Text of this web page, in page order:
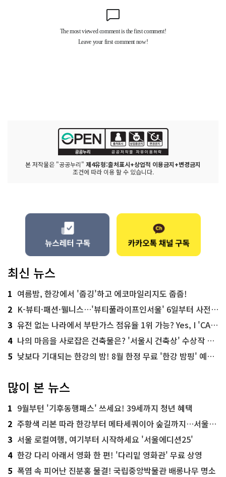
본 저작물은 "공공누리" 제4유형:출처표시+상업적 이용금지+변경금지
조건에 따라 이용 할 수 있습니다.
최신 뉴스
1 여름밤, 한강에서 '줍깅'하고 에코마일리지도 줍줍!
2 K-뷰티·패션·웰니스…'뷰티풀라이프인서울' 6일부터 사전 예약
3 유전 없는 나라에서 부탄가스 점유율 1위 가능? Yes, I 'CAN'
4 나의 마음을 사로잡은 건축물은? '서울시 건축상' 수상작 공개!
5 낮보다 기대되는 한강의 밤! 8월 한정 무료 '한강 밤핑' 예약은?
많이 본 뉴스
1 9월부턴 '기후동행패스' 쓰세요! 39세까지 청년 혜택
2 주황색 리본 따라 한강부터 메타세쿼이아 숲길까지…서울둘레길 15코스
3 서울 로컬여행, 여기부터 시작하세요 '서울에디션25'
4 한강 다리 아래서 영화 한 편! '다리밑 영화관' 무료 상영
5 폭염 속 피어난 진분홍 물결! 국립중앙박물관 배롱나무 명소